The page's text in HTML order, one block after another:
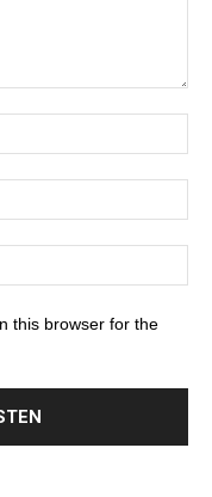
this browser for the